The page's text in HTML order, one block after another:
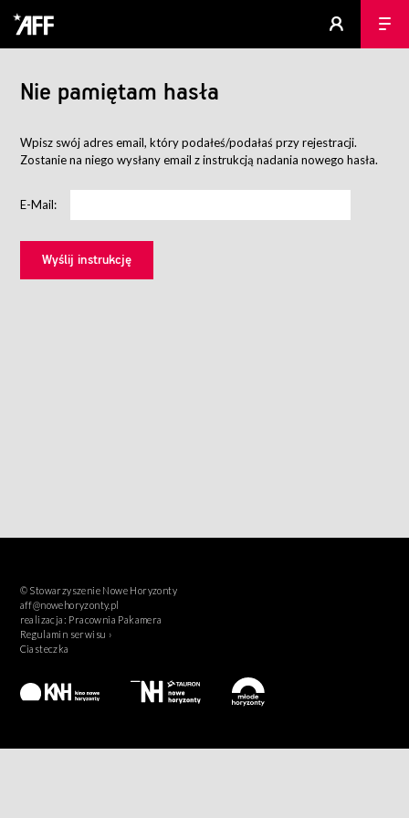
Nie pamiętam hasła
Wpisz swój adres email, który podałeś/podałaś przy rejestracji.
Zostanie na niego wysłany email z instrukcją nadania nowego hasła.
E-Mail:
© Stowarzyszenie Nowe Horyzonty
aff@nowehoryzonty.pl
realizacja: Pracownia Pakamera
Regulamin serwisu ›
Ciasteczka